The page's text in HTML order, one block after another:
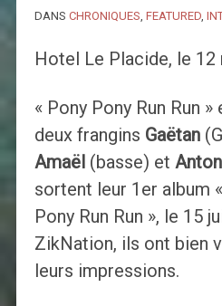
DANS CHRONIQUES FEATURED,
Hotel Le Placide, le
« Pony Pony Run Run
deux frangins Gaëtan
Amaël (basse) et
sortent leur 1er album
Pony Run Run », le 15
ZikNation, ils ont bien
leurs impressions.